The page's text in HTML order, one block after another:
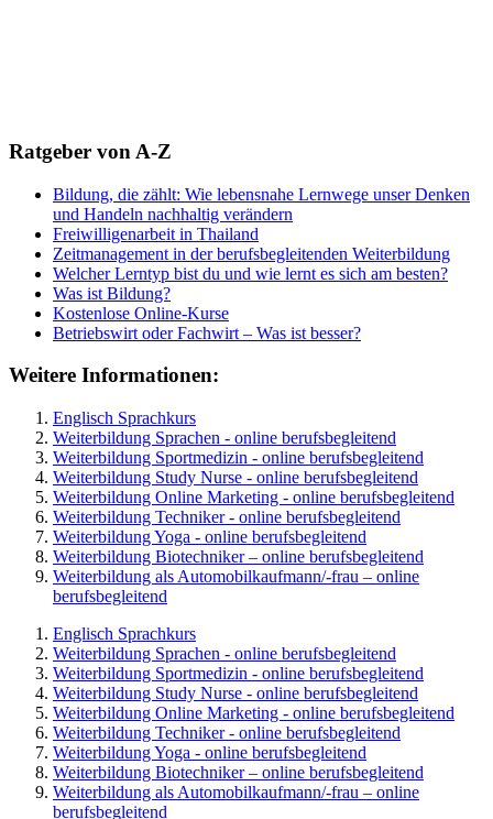
Ratgeber von A-Z
Bildung, die zählt: Wie lebensnahe Lernwege unser Denken
und Handeln nachhaltig verändern
Freiwilligenarbeit in Thailand
Zeitmanagement in der berufsbegleitenden Weiterbildung
Welcher Lerntyp bist du und wie lernt es sich am besten?
Was ist Bildung?
Kostenlose Online-Kurse
Betriebswirt oder Fachwirt – Was ist besser?
Weitere Informationen:
Englisch Sprachkurs
Weiterbildung Sprachen - online berufsbegleitend
Weiterbildung Sportmedizin - online berufsbegleitend
Weiterbildung Study Nurse - online berufsbegleitend
Weiterbildung Online Marketing - online berufsbegleitend
Weiterbildung Techniker - online berufsbegleitend
Weiterbildung Yoga - online berufsbegleitend
Weiterbildung Biotechniker – online berufsbegleitend
Weiterbildung als Automobilkaufmann/-frau – online
berufsbegleitend
Englisch Sprachkurs
Weiterbildung Sprachen - online berufsbegleitend
Weiterbildung Sportmedizin - online berufsbegleitend
Weiterbildung Study Nurse - online berufsbegleitend
Weiterbildung Online Marketing - online berufsbegleitend
Weiterbildung Techniker - online berufsbegleitend
Weiterbildung Yoga - online berufsbegleitend
Weiterbildung Biotechniker – online berufsbegleitend
Weiterbildung als Automobilkaufmann/-frau – online
berufsbegleitend